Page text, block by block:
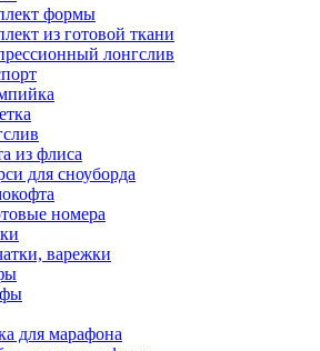
формы
из готовой ткани
лонгслив
из флиса
для сноуборда
номера
варежки
для марафона